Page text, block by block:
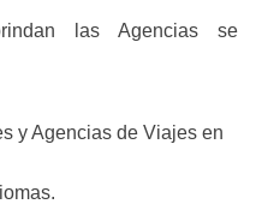
las Agencias se
y Agencias de Viajes en